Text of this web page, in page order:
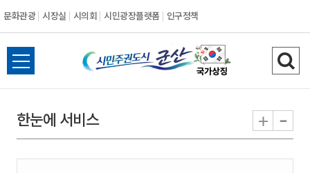
문화관광 시장실 시의회 시민광장플랫폼 인구정책
시
민
권
전
체
뉴
열
검
색
기
한눈에 서비스 + -